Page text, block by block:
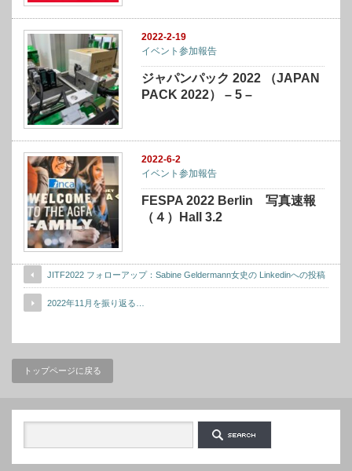
2022-2-19
イベント参加報告
ジャパンパック 2022 （JAPAN
PACK 2022） – 5 –
2022-6-2
イベント参加報告
FESPA 2022 Berlin 写真速報
（４）Hall 3.2
JITF2022 フォローアップ：Sabine Geldermann女史の Linkedinへの投稿
2022年11月を振り返る…
トップページに戻る